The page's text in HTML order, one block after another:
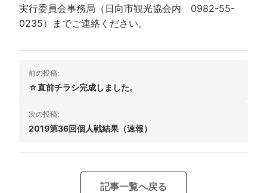
実行委員会事務局（日向市観光協会内 0982-55-
0235）までご連絡ください。
投
稿
ナ
ビ
前の投稿:
☆直前チラシ完成しました。
次の投稿:
2019第36回個人戦結果（速報）
記事一覧へ戻る